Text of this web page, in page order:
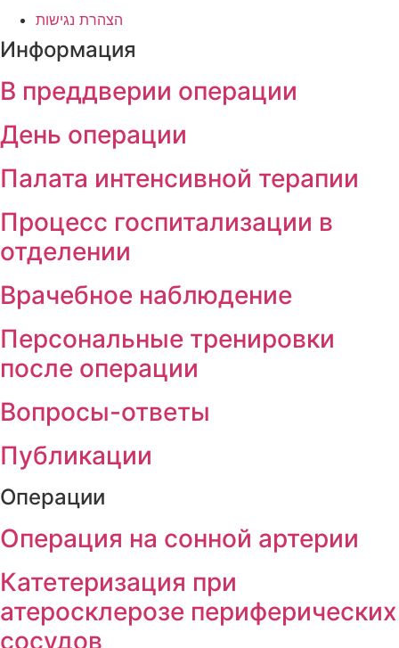
הצהרת נגישות
Информация
В преддверии операции
День операции
Палата интенсивной терапии
Процесс госпитализации в
отделении
Врачебное наблюдение
Персональные тренировки
после операции
Вопросы-ответы
Публикации
Операции
Операция на сонной артерии
Катетеризация при
атеросклерозе
сосудов